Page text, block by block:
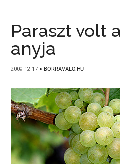
Paraszt volt
anyja
2009-12-17 ● BORRAVALO.HU